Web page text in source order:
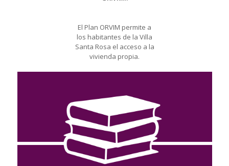
El Plan ORVIM permite a
los habitantes de la Villa
Santa Rosa el acceso a la
vivienda propia.